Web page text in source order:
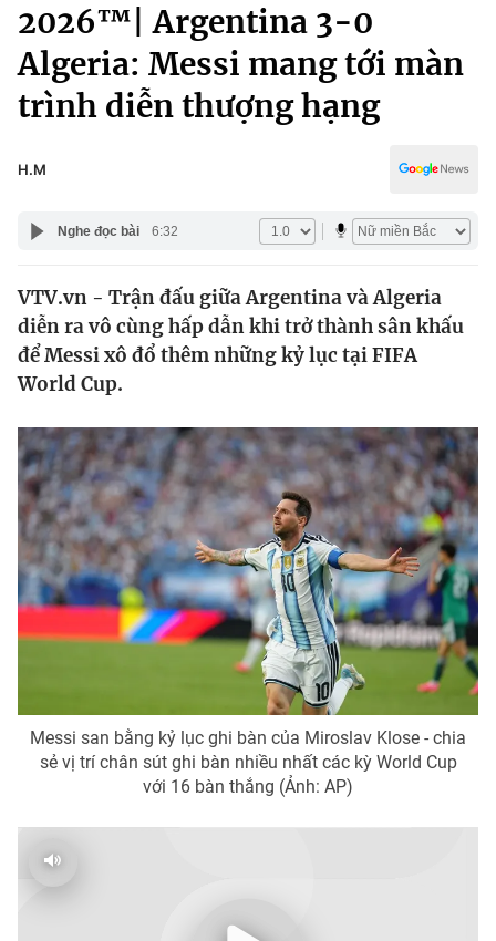
Chính trị
Xã hội
Tin tức
Thế giới đó đây
Câu chuyện quốc tế
Kinh tế
Tài chính
Góc doanh nghiệp
Dữ liệu và đời sống
Truyền hình
Phim VTV
Hậu trường
Nhân vật
Khán giả
Giải trí
Điện ảnh
Âm nhạc
Đời sống
Du lịch
Chất lượng cuộc sống
Giáo dục
Học trực tuyến
Công nghệ
Hitech Công nghệ tương lai
Giao lưu trực tuyến
Truyền hình
Văn hóa - Giải trí
Đời sống
2026™| Argentina 3-0
Algeria: Messi mang tới màn
trình diễn thượng hạng
H.M
Nghe đọc bài 6:32
VTV.vn - Trận đấu giữa Argentina và Algeria
diễn ra vô cùng hấp dẫn khi trở thành sân khấu
để Messi xô đổ thêm những kỷ lục tại FIFA
World Cup.
Messi san bằng kỷ lục ghi bàn của Miroslav Klose - chia
sẻ vị trí chân sút ghi bàn nhiều nhất các kỳ World Cup
với 16 bàn thắng (Ảnh: AP)